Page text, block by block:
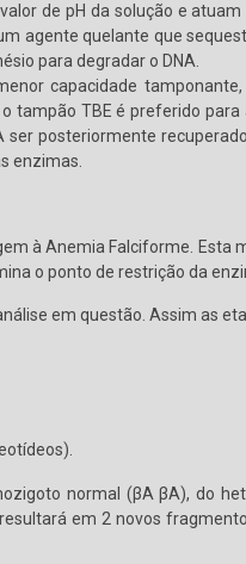
de pH da solução e
agente quelante que
para degradar o DNA.
capacidade
tampão TBE é preferido
posteriormente
enzimas.
à Anemia Falciforme. Esta
o ponto de restrição da
em questão. Assim as
normal (βA βA), do
em 2 novos